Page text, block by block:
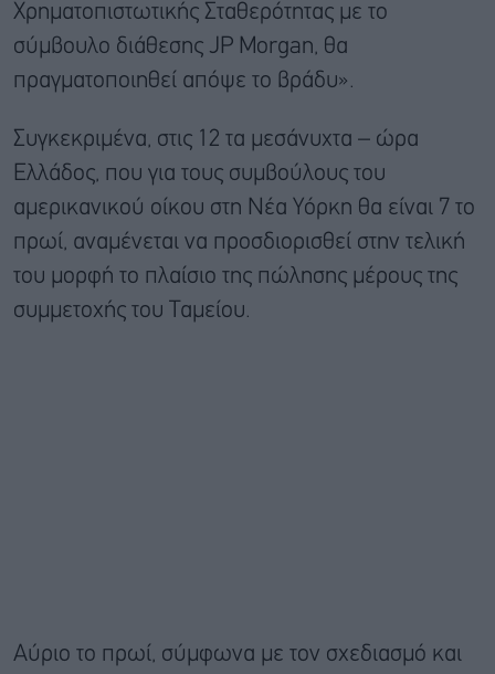
Χρηματοπιστωτικής Σταθερότητας με το
σύμβουλο διάθεσης JP Morgan, θα
πραγματοποιηθεί απόψε το βράδυ».
Συγκεκριμένα, στις 12 τα μεσάνυχτα – ώρα
Ελλάδος, που για τους συμβούλους του
αμερικανικού οίκου στη Νέα Υόρκη θα είναι 7 το
πρωί, αναμένεται να προσδιορισθεί στην τελική
του μορφή το πλαίσιο της πώλησης μέρους της
συμμετοχής του Ταμείου.
Αύριο το πρωί, σύμφωνα με τον σχεδιασμό και